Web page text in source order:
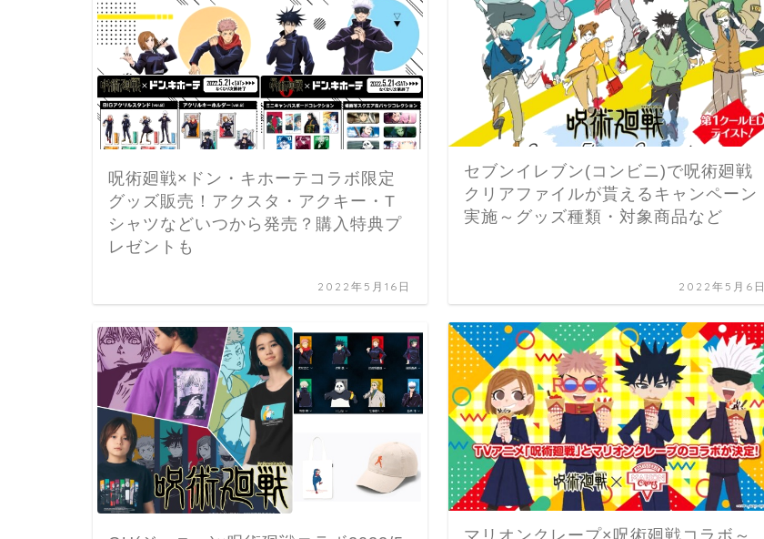
呪術廻戦×ドン・キホーテコラボ限定
グッズ販売！アクスタ・アクキー・T
シャツなどいつから発売？購入特典プ
レゼントも
2022年5月16日
セブンイレブン(コンビニ)で呪術廻戦
クリアファイルが貰えるキャンペーン
実施～グッズ種類・対象商品など
2022年5月6日